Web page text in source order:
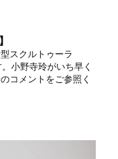
スクルトゥーラ
小野寺玲がいち早く
コメントをご参照く